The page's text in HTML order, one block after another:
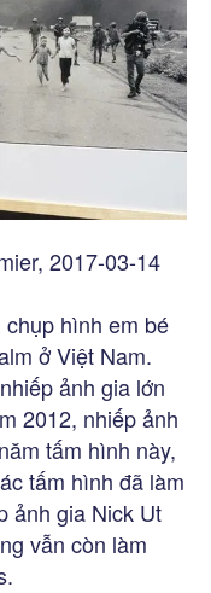
2017-03-14
hình em bé
ở Việt Nam.
ảnh gia lớn
2012, nhiếp ảnh
tấm hình này,
tấm hình đã làm
ảnh gia Nick Ut
vẫn còn làm